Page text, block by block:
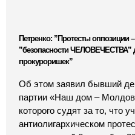
Петренко: ”Протесты оппозиции
”безопасности ЧЕЛОВЕЧЕСТВА”
прокуроришек”
Об этом заявил бывший
партии «Наш дом –
которого судят за то, что
антиолигархическом